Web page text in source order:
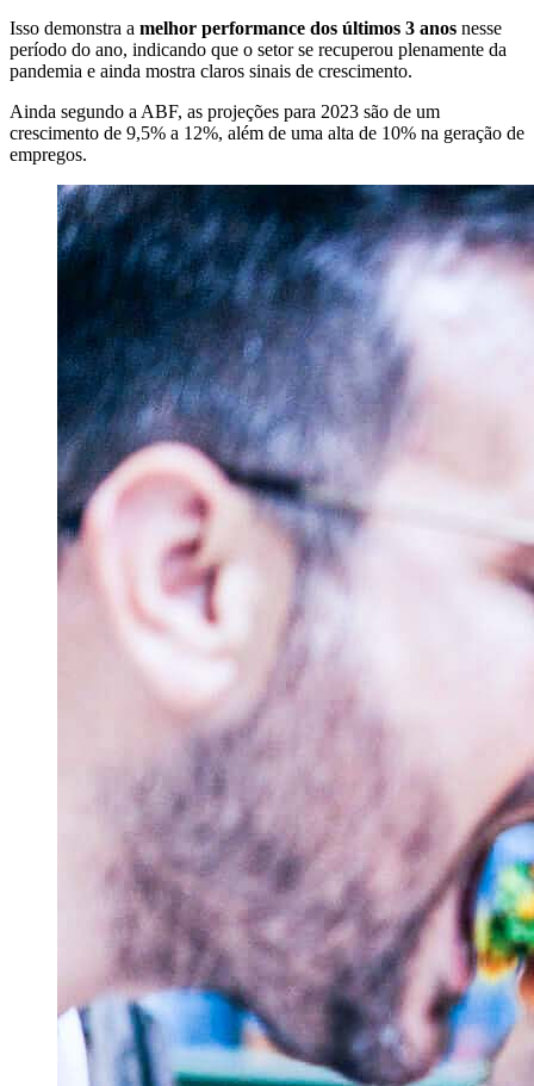
Isso demonstra a melhor performance dos últimos 3 anos nesse
período do ano, indicando que o setor se recuperou plenamente da
pandemia e ainda mostra claros sinais de crescimento.
Ainda segundo a ABF, as projeções para 2023 são de um
crescimento de 9,5% a 12%, além de uma alta de 10% na geração de
empregos.